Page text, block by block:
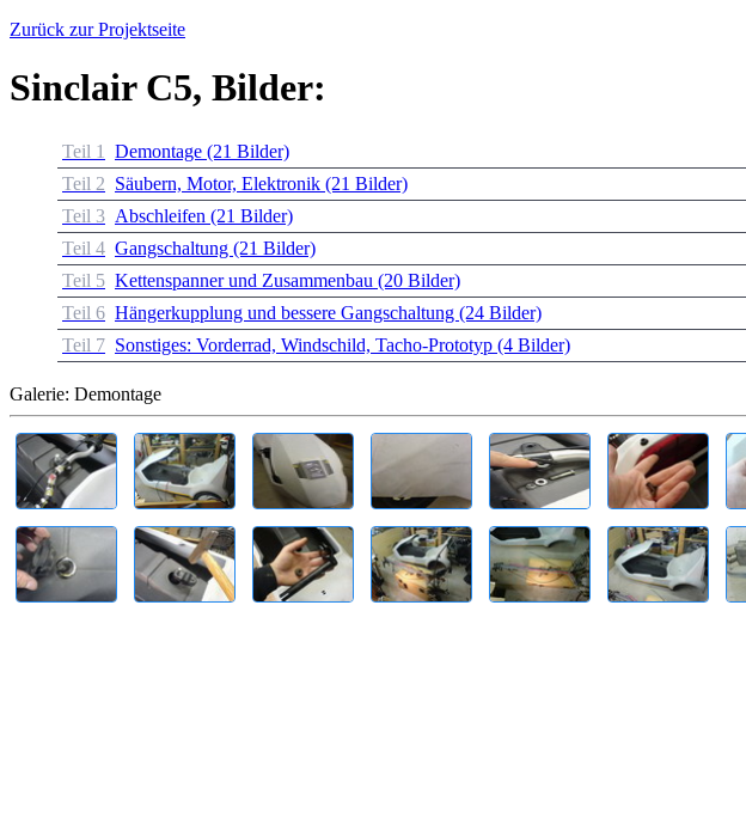
Zurück zur Projektseite
Sinclair C5, Bilder:
Teil 1
Demontage (21 Bilder)
Teil 2 Säubern, Motor, Elektronik (21 Bilder)
Teil 3 Abschleifen (21 Bilder)
Teil 4 Gangschaltung (21 Bilder)
Teil 5 Kettenspanner und Zusammenbau (20 Bilder)
Teil 6 Hängerkupplung und bessere Gangschaltung (24 Bilder)
Teil 7 Sonstiges: Vorderrad, Windschild, Tacho-Prototyp (4 Bilder)
Galerie: Demontage